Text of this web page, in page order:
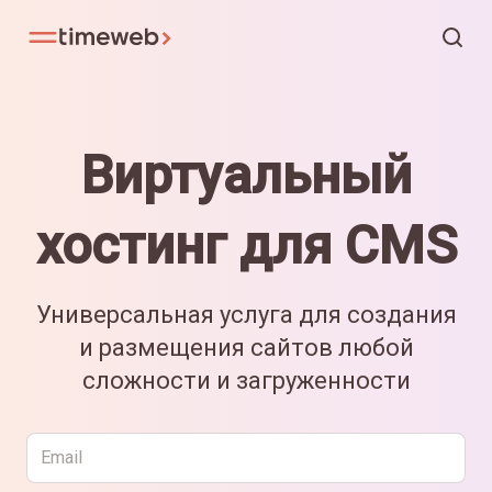
Виртуальный
хостинг для CMS
Универсальная услуга для создания
и размещения сайтов любой
сложности и загруженности